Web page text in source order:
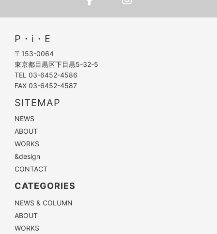
P・i・E
〒153-0064
東京都目黒区下目黒5-32-5
TEL 03-6452-4586
FAX 03-6452-4587
SITEMAP
NEWS
ABOUT
WORKS
&design
CONTACT
CATEGORIES
NEWS & COLUMN
ABOUT
WORKS